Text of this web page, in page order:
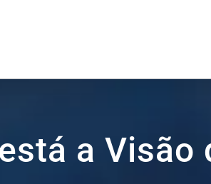
a Visão